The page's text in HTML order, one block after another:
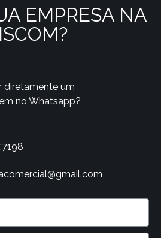
EMPRESA NA
diretamente um
no Whatsapp?